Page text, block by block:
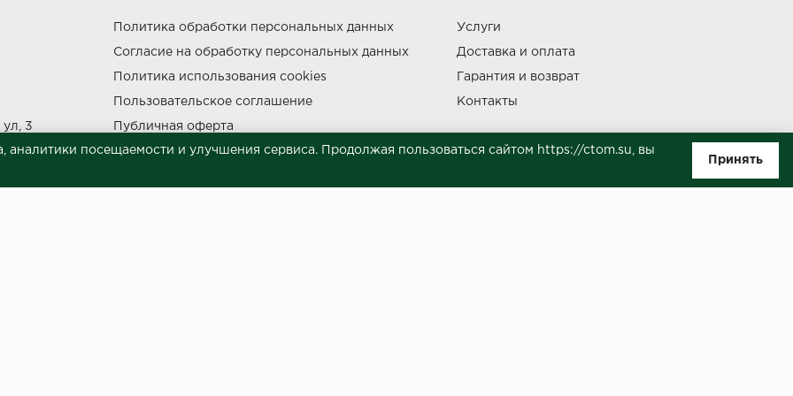
прямых солнечных лучей.
3
Политика обработки персональных данных
Согласие на обработку персональных данных
Политика использования cookies
Пользовательское соглашение
Публичная оферта
Сведения о продавце (реквизиты)
Услуги
Доставка и оплата
Гарантия и возврат
Контакты
посещаемости и улучшения сервиса. Продолжая пользоваться сайтом https://ctom.su, вы
Принять